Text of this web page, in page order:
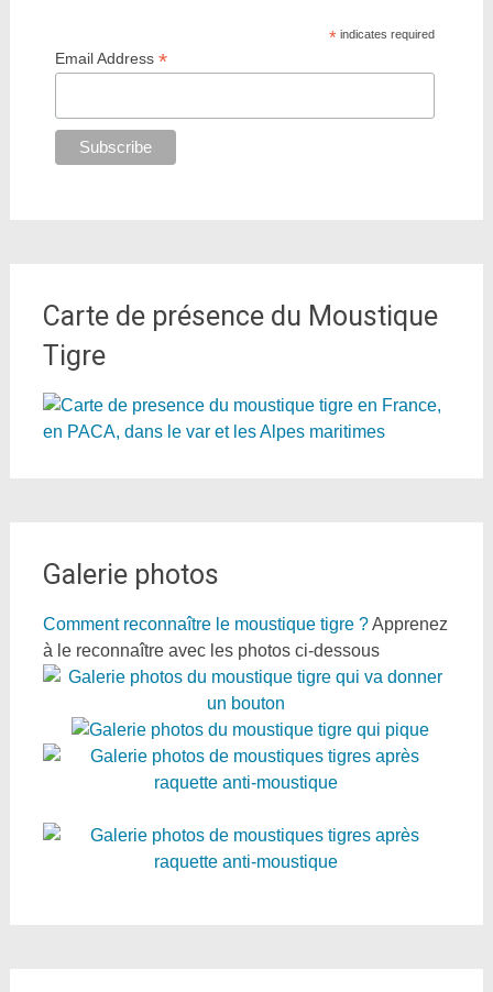
*indicates required
Email Address*
Carte de présence du Moustique
Tigre
Galerie photos
Comment reconnaître le moustique tigre ?Apprenez
à le reconnaître avec les photos ci-dessous